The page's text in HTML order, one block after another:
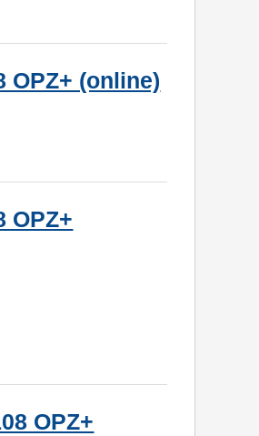
OPZ+ (online)
OPZ+
OPZ+